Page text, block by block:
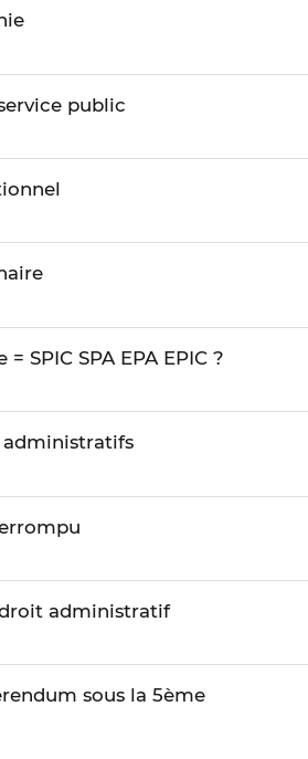
public
SPIC SPA EPA EPIC ?
administratif
sous la 5ème